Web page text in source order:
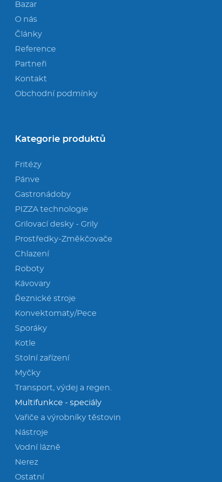
Bazar
O nás
Články
Reference
Partneři
Kontakt
Obchodní podmínky
Kategorie produktů
Fritézy
Pánve
Gastronádoby
PIZZA technologie
Grilovací desky - Grily
Prostředky-Změkčovače
Chlazení
Roboty
Kávovary
Řeznické stroje
Konvektomaty/Pece
Sporáky
Kotle
Stolní zařízení
Myčky
Transport, výdej a regen.
Multifunkce - speciály
Vařiče a výrobníky těstovin
Nástroje
Vodní lázně
Nerez
Ostatní